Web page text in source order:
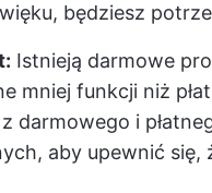
będziesz
Istnieją darmowe
mniej funkcji niż
darmowego i
aby upewnić się,